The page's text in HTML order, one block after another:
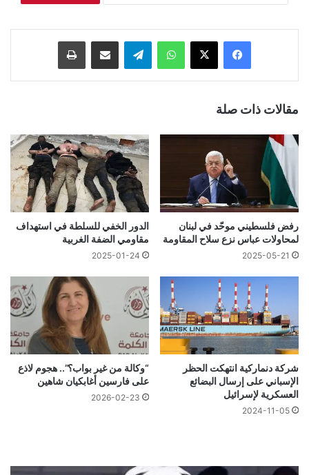
فيسبوك ‫X واتساب تيلقرام مشاركة عبر البريد طباعة
مقالات ذات صلة
رفض فلسطيني موحّد في لبنان
لمحاولات عباس نزع سلاح المقاومة
2025-05-21
الدور الخفي للسلطة في استهداف
مقاومي الضفة الغربية
2025-01-24
شركة دنماركية انتهكت الحظر
الإسباني على إرسال البضائع
العسكرية لإسرائيل
2024-11-05
“وكالة من غير بواب؟”.. هجوم لاذع
على فارسين أغابكيان شاهين
2026-02-23